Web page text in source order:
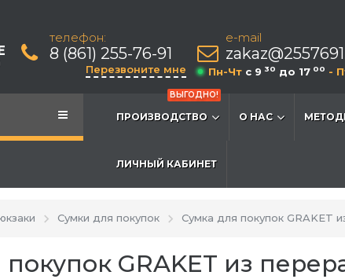
телефон:
8 (861) 255-76-91
Перезвоните мне
e-mail
Пн-Чт c 9 30 до 17 00 -
ВЫГОДНО!
ПРОИЗВОДСТВО О НАС
ЛИЧНЫЙ КАБИНЕТ
Сумки для покупок Сумка для покупок GRAKET
GRAKET из